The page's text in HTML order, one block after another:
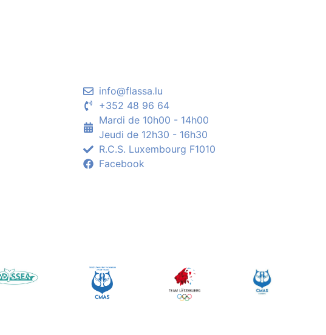
info@flassa.lu
+352 48 96 64
Mardi de 10h00 - 14h00
Jeudi de 12h30 - 16h30
R.C.S. Luxembourg F1010
Facebook